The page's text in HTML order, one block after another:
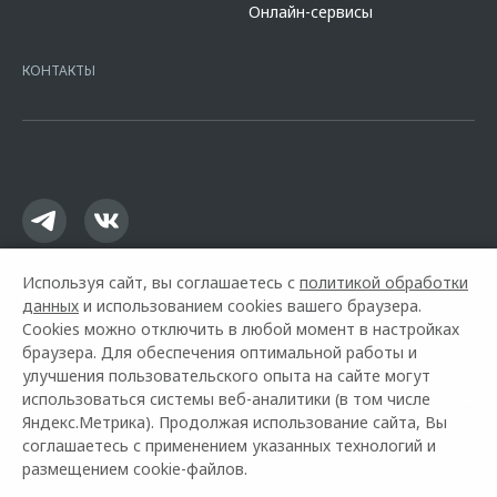
Кредит предоставляет АО Альфа-Банк. ИНН
16.01.2015. Предложение ограничено и не является публичной
Онлайн-сервисы
КОНТАКТЫ
Горячая линия OMODA: 8 (831) 211-92-74
© 2026 Нижегородец Восток
Используя сайт, вы соглашаетесь с политикой обработки
данных и использованием cookies вашего браузера.
Cookies можно отключить в любой момент в настройках
браузера. Для обеспечения оптимальной работы и
улучшения пользовательского опыта на сайте могут
использоваться системы веб-аналитики (в том числе
Яндекс.Метрика). Продолжая использование сайта, Вы
соглашаетесь с применением указанных технологий и
размещением cookie-файлов.